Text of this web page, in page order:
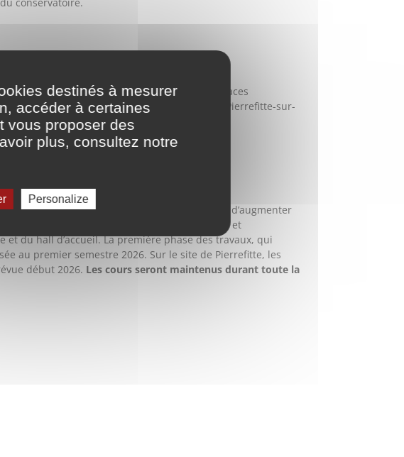
jusqu’à mi-octobre), en fonction des places
du forum des associations, le 6 septembre à Pierrefitte-sur-
de Saint-Denis (rue Catulienne) permettront d’augmenter
d’un auditorium, de studios de répétition et
et du hall d’accueil. La première phase des travaux, qui
au premier semestre 2026. Sur le site de Pierrefitte, les
début 2026. Les cours seront maintenus durant toute la
destinés à mesurer
accéder à certaines
vous proposer des
plus, consultez notre
Personalize